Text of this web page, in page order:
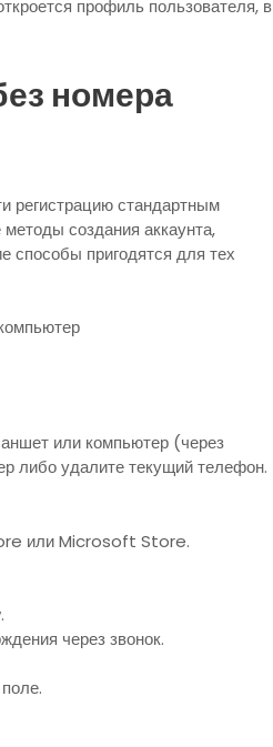
профиль пользователя, в
номера
регистрацию стандартным
создания аккаунта,
способы пригодятся для тех
или компьютер (через
либо удалите текущий телефон.
или Microsoft Store.
через звонок.